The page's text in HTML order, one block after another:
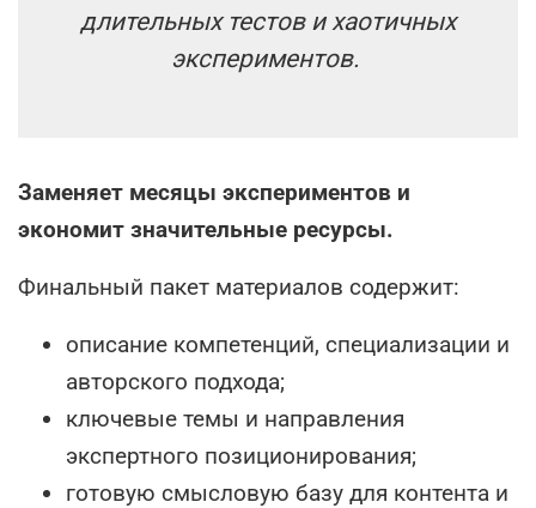
длительных тестов и хаотичных
экспериментов.
Заменяет месяцы экспериментов и
экономит значительные ресурсы.
Финальный пакет материалов содержит:
описание компетенций, специализации и
авторского подхода;
ключевые темы и направления
экспертного позиционирования;
готовую смысловую базу для контента и